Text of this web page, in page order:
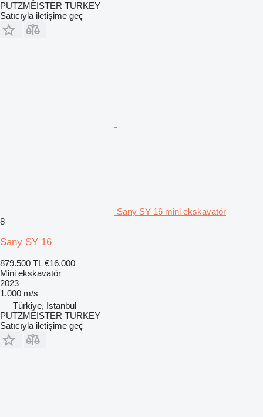
PUTZMEISTER TURKEY
Satıcıyla iletişime geç
Sany SY 16 mini ekskavatör
8
Sany SY 16
879.500 TL €16.000
Mini ekskavatör
2023
1.000 m/s
Türkiye, Istanbul
PUTZMEISTER TURKEY
Satıcıyla iletişime geç